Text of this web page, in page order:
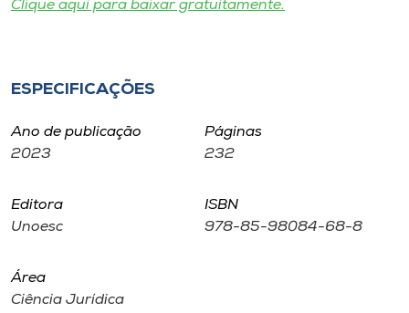
Selecione
o idioma
Clique aqui para baixar gratuitamente.
ESPECIFICAÇÕES
Ano de publicação
2023
Páginas
232
Editora
Unoesc
ISBN
978-85-98084-68-8
Área
Ciência Jurídica